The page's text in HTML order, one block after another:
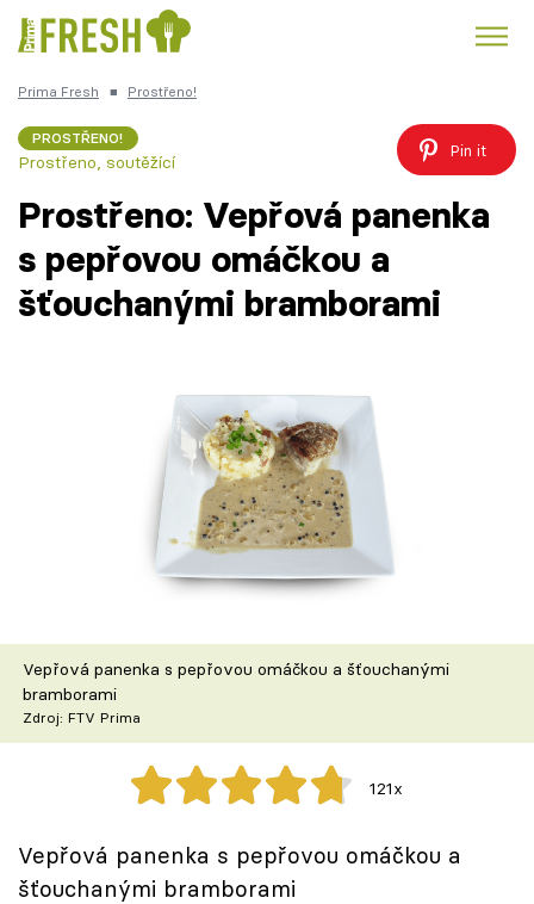
Česká kuchyně
Témata
TV Program
Škola vaření
Speciál: Cuketa
Těhotnej kuchař
Sledujte prima+
Přihlášení
Prima Fresh ■ Prostřeno!
PROSTŘENO!
Prostřeno, soutěžící
Pin it
Prostřeno: Vepřová panenka
s pepřovou omáčkou a
šťouchanými bramborami
Vepřová panenka s pepřovou omáčkou a šťouchanými
bramborami
Zdroj: FTV Prima
121x
Vepřová panenka s pepřovou omáčkou a
šťouchanými bramborami